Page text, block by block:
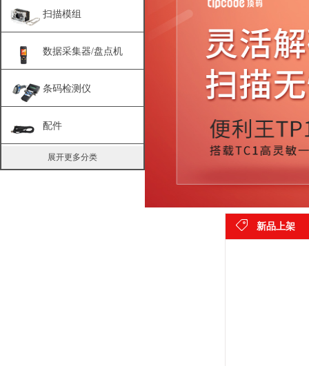
扫描模组
数据采集器/盘点机
条码检测仪
配件
展开更多分类
新品上架